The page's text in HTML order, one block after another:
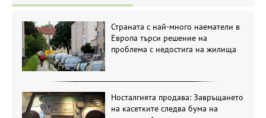
Страната с най-много наематели в
Европа търси решение на
проблема с недостига на жилища
Носталгията продава: Завръщането
на касетките следва бума на